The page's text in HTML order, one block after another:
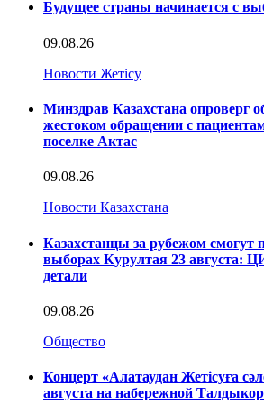
Будущее страны начинается с
09.08.26
Новости Жетісу
Минздрав Казахстана опроверг
жестоком обращении с
поселке Актас
09.08.26
Новости Казахстана
Казахстанцы за рубежом смогут
выборах Курултая 23 августа:
детали
09.08.26
Общество
Концерт «Алатаудан Жетісуға
августа на набережной